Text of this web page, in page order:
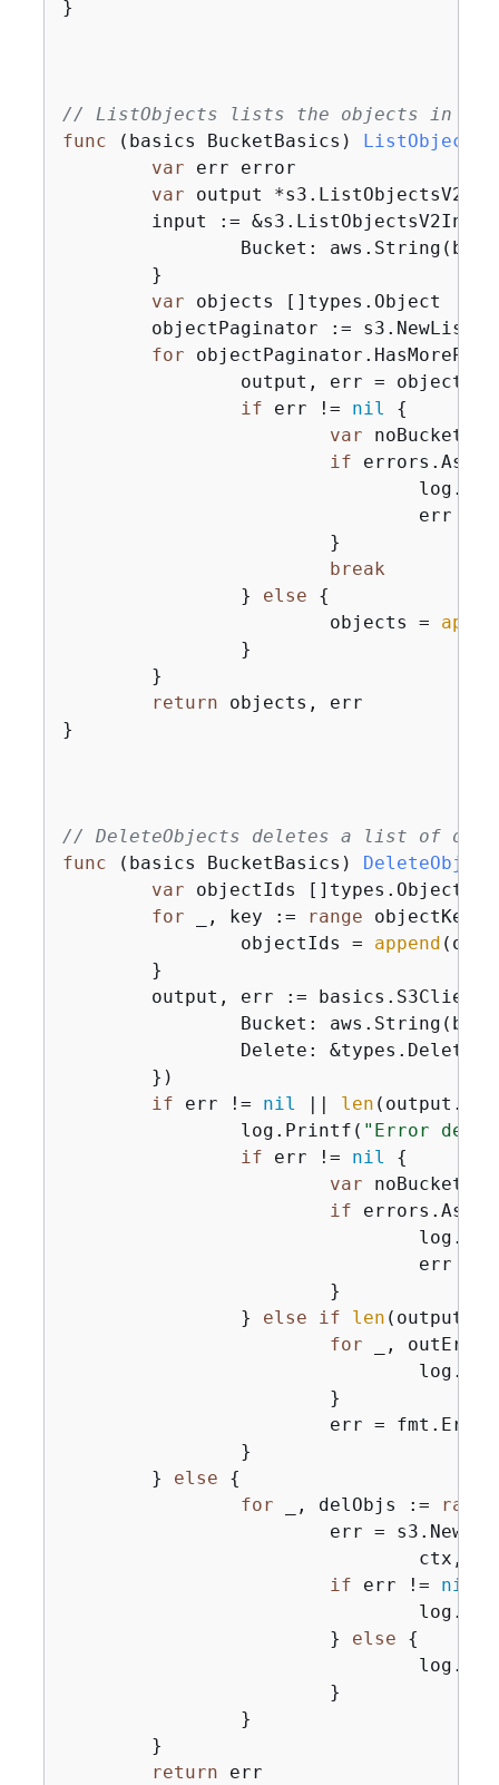
}
// ListObjects lists the objects in a
func
(basics BucketBasics) ListObjects
var err error
var output
	input := &s3.ListObjectsV2Input
var objects []types.Object
for
if err != nil
{
var noBucket
if
break
		}
else
{
			objects =
return objects, err
}
// DeleteObjects deletes a list of
func
(basics BucketBasics)
var objectIds
for _, key := range objectKeys
		objectIds =
append
output, err :=
		Delete: &types.Delete
if err != nil || len
		log.Printf(
"Error
if err != nil
{
var noBucket
if
		}
else if len
for _, outErr
err =
	}
else
{
for _, delObjs := range
if err != nil
			}
else
{
return err